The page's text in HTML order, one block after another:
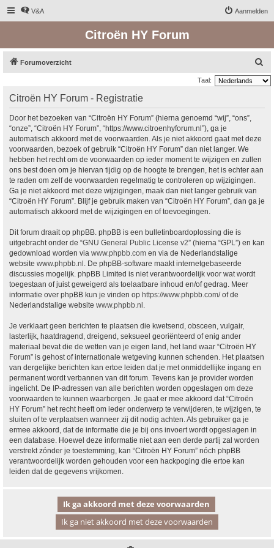
V&A Aanmelden
Citroën HY Forum
Forumoverzicht
o
Taal:
Citroën HY Forum - Registratie
Door het bezoeken van “Citroën HY Forum” (hierna genoemd “wij”, “ons”,
“onze”, “Citroën HY Forum”, “https://www.citroenhyforum.nl”), ga je
automatisch akkoord met de voorwaarden. Als je niet akkoord gaat met deze
voorwaarden, bezoek of gebruik “Citroën HY Forum” dan niet langer. We
hebben het recht om de voorwaarden op ieder moment te wijzigen en zullen
ons best doen om je hiervan tijdig op de hoogte te brengen, het is echter aan
te raden om zelf de voorwaarden regelmatig te controleren op wijzigingen.
Ga je niet akkoord met deze wijzigingen, maak dan niet langer gebruik van
“Citroën HY Forum”. Blijf je gebruik maken van “Citroën HY Forum”, dan ga je
automatisch akkoord met de wijzigingen en of toevoegingen.
Dit forum draait op phpBB. phpBB is een bulletinboardoplossing die is
uitgebracht onder de “GNU General Public License v2” (hierna “GPL”) en kan
gedownload worden via www.phpbb.com en via de Nederlandstalige
website www.phpbb.nl . De phpBB-software maakt internetgebaseerde
discussies mogelijk. phpBB Limited is niet verantwoordelijk voor wat wordt
toegestaan of juist geweigerd als toelaatbare inhoud en/of gedrag. Meer
informatie over phpBB kun je vinden op https://www.phpbb.com/of de
Nederlandstalige website www.phpbb.nl .
Je verklaart geen berichten te plaatsen die kwetsend, obsceen, vulgair,
lasterlijk, haatdragend, dreigend, seksueel georiënteerd of enig ander
materiaal bevat die de wetten van je eigen land, het land waar “Citroën HY
Forum” is gehost of internationale wetgeving kunnen schenden. Het plaatsen
van dergelijke berichten kan ertoe leiden dat je met onmiddellijke ingang en
permanent wordt verbannen van dit forum. Tevens kan je provider worden
ingelicht. De IP-adressen van alle berichten worden opgeslagen om deze
voorwaarden te kunnen waarborgen. Je gaat er mee akkoord dat “Citroën
HY Forum” het recht heeft om ieder onderwerp te verwijderen, te wijzigen, te
sluiten of te verplaatsen wanneer zij dit nodig achten. Als gebruiker ga je
ermee akkoord, dat de informatie die je bij ons invoert wordt opgeslagen in
een database. Hoewel deze informatie niet aan een derde partij zal worden
verstrekt zónder je toestemming, kan “Citroën HY Forum” nóch phpBB
verantwoordelijk worden gehouden voor een hackpoging die ertoe kan
leiden dat de gegevens vrijkomen.